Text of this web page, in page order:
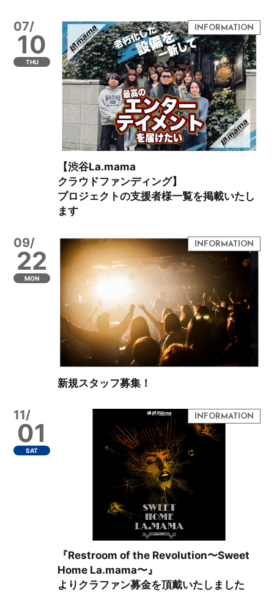
07/
10
THU
【渋谷La.mama
クラウドファンディング】
プロジェクトの支援者様一覧を掲載いたし
ます
09/
22
MON
新規スタッフ募集！
11/
01
SAT
『Restroom of the Revolution〜Sweet
Home La.mama〜』
よりクラファン募金を頂戴いたしました